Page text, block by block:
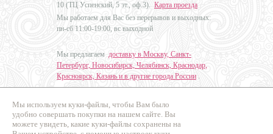
Мы используем куки-файлы, чтобы Вам было
удобно совершать покупки на нашем сайте. Вы
можете увидеть, какие куки-файлы сохранены на
10 (ТЦ Успенский, 5 эт., оф.3). Карта проезда
Мы работаем для Вас без перерывов и выходных:
пн-сб 11:00-19:00, вс выходной
Мы предлагаем доставку в Москву, Санкт-
Петербург, Новосибирск, Челябинск, Краснодар,
Красноярск, Казань и в другие города России .
Дизайн - Наталья Мальцева
Продвижение сайтов